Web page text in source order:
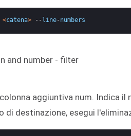
<catena> -- line-numbers
aggiuntiva num. Indica il
di destinazione, esegui